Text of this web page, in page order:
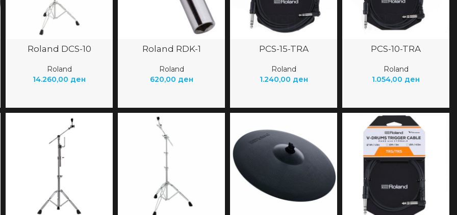
Roland DCS-10
Roland
14.260,00 ден
Roland RDK-1
Roland
620,00 ден
PCS-15-TRA
Roland
1.240,00 ден
PCS-10-TRA
Roland
1.054,00 ден